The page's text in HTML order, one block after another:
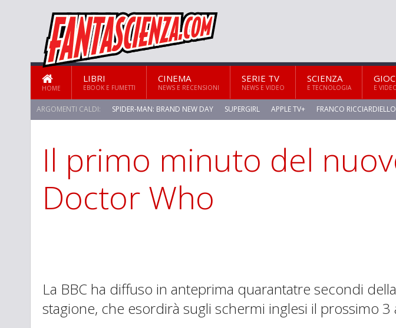
HOME
LIBRI
EBOOK E FUMETTI
CINEMA
NEWS E RECENSIONI
SERIE TV
NEWS E VIDEO
SCIENZA
E TECNOLOGIA E
ARGOMENTI CALDI: SPIDER-MAN: BRAND NEW DAY SUPERGIRL APPLE TV+ FRANCO RICCIARDIELLO
STAR TREK: STRANGE NEW WORLDS
Il primo minuto del
Doctor Who
La BBC ha diffuso in anteprima quarantatre secondi
stagione, che esordirà sugli schermi inglesi il prossimo 3